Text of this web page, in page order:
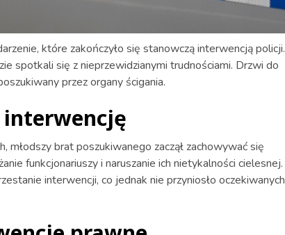
które zakończyło się stanowczą interwencją policji.
spotkali się z nieprzewidzianymi trudnościami. Drzwi do
przez organy ścigania.
interwencję
młodszy brat poszukiwanego zaczął zachowywać się
funkcjonariuszy i naruszanie ich nietykalności cielesnej.
interwencji, co jednak nie przyniosło oczekiwanych